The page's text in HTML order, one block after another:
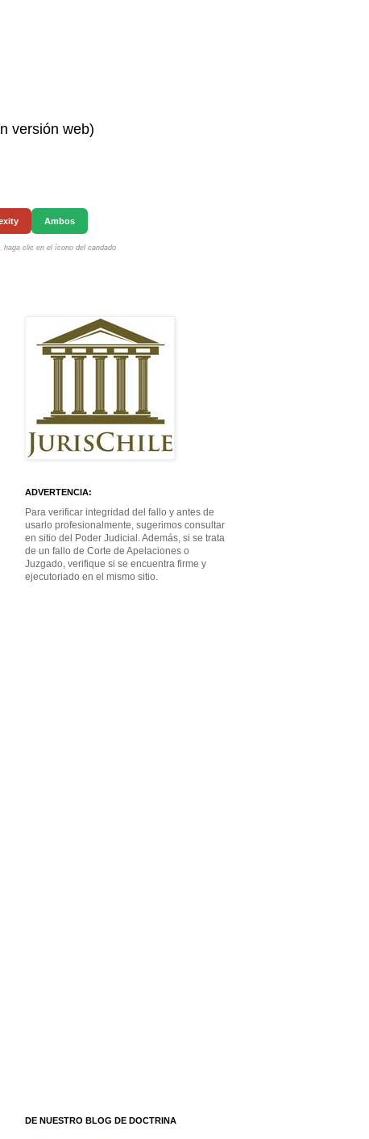
versión web)
Ambos
clic en el ícono del candado
ADVERTENCIA:
Para verificar integridad del fallo y antes de
usarlo profesionalmente, sugerimos consultar
en sitio del Poder Judicial. Además, si se trata
de un fallo de Corte de Apelaciones o
Juzgado, verifique si se encuentra firme y
ejecutoriado en el mismo sitio.
DE NUESTRO BLOG DE DOCTRINA